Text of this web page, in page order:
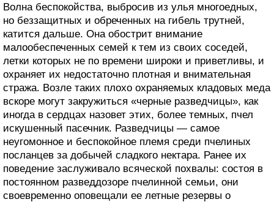
Волна беспокойства, выбросив из улья многоедных,
но беззащитных и обреченных на гибель трутней,
катится дальше. Она обострит внимание
малообеспеченных семей к тем из своих соседей,
летки которых не по времени широки и приветливы, и
охраняет их недостаточно плотная и внимательная
стража. Возле таких плохо охраняемых кладовых меда
вскоре могут закружиться «черные разведчицы», как
иногда в сердцах назовет этих, более темных, пчел
искушенный пасечник. Разведчицы — самое
неугомонное и беспокойное племя среди пчелиных
посланцев за добычей сладкого нектара. Ранее их
поведение заслуживало всяческой похвалы: состоя в
постоянном разведдозоре пчелинной семьи, они
своевременно оповещали ее летные резервы о